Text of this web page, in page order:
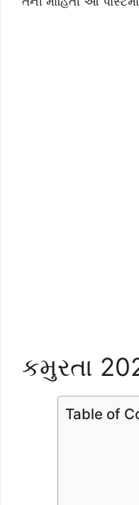
કમુરતા
Table of